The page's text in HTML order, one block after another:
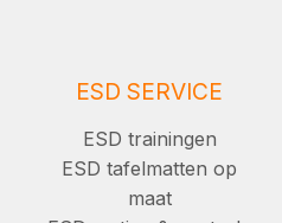
ESD SERVICE
ESD trainingen
ESD tafelmatten op
maat